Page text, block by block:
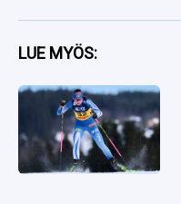
LUE MYÖS: